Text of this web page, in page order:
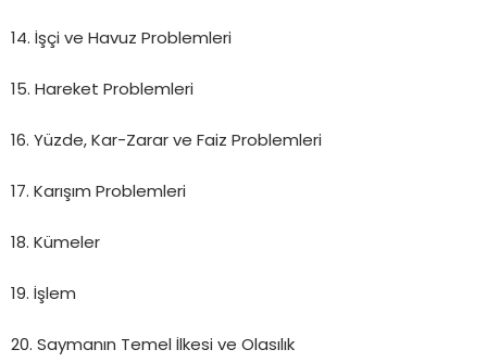
14. İşçi ve Havuz Problemleri
15. Hareket Problemleri
16. Yüzde, Kar-Zarar ve Faiz Problemleri
17. Karışım Problemleri
18. Kümeler
19. İşlem
20. Saymanın Temel İlkesi ve Olasılık